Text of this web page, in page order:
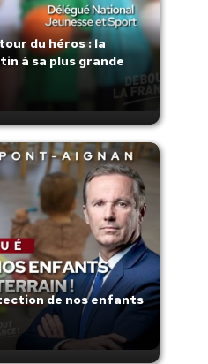
du héros : la
à sa plus grande
de nos enfants